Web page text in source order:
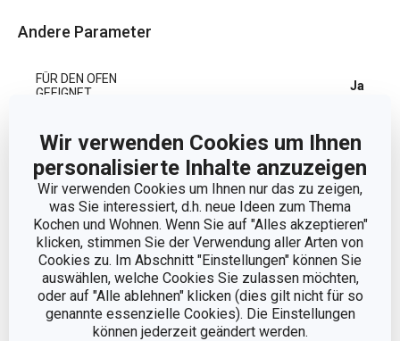
Wir verwenden Cookies um Ihnen
personalisierte Inhalte anzuzeigen
Wir verwenden Cookies um Ihnen nur das zu zeigen,
was Sie interessiert, d.h. neue Ideen zum Thema
Kochen und Wohnen. Wenn Sie auf "Alles akzeptieren"
klicken, stimmen Sie der Verwendung aller Arten von
Cookies zu. Im Abschnitt "Einstellungen" können Sie
auswählen, welche Cookies Sie zulassen möchten,
oder auf "Alle ablehnen" klicken (dies gilt nicht für so
genannte essenzielle Cookies). Die Einstellungen
können jederzeit geändert werden.
Andere Parameter
FÜR DEN OFEN
GEEIGNET
Ja
KATEGORIE Bratpfannen
MATERIAL
Aluminiumlegierung
antihaftbeschichtet,
rostfreier Edelstahl
PRODUKTART Bratpfanne
PRODUKTLINIE SteelCRAFT